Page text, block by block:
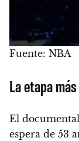
Fuente: NBA
La etapa
El
espera de 53